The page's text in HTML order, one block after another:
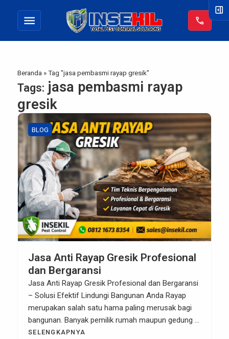
menu call
Beranda »Tag "jasa pembasmi rayap gresik"
Tags: jasa pembasmi rayap
gresik
BLOG
Jasa Anti Rayap Gresik Profesional
dan Bergaransi
Jasa Anti Rayap Gresik Profesional dan Bergaransi
– Solusi Efektif Lindungi Bangunan Anda Rayap
merupakan salah satu hama paling merusak bagi
bangunan. Banyak pemilik rumah maupun gedung di
Gresik tidak menyadari keberadaan rayap sampai
SELENGKAPNYA
right_panel_open